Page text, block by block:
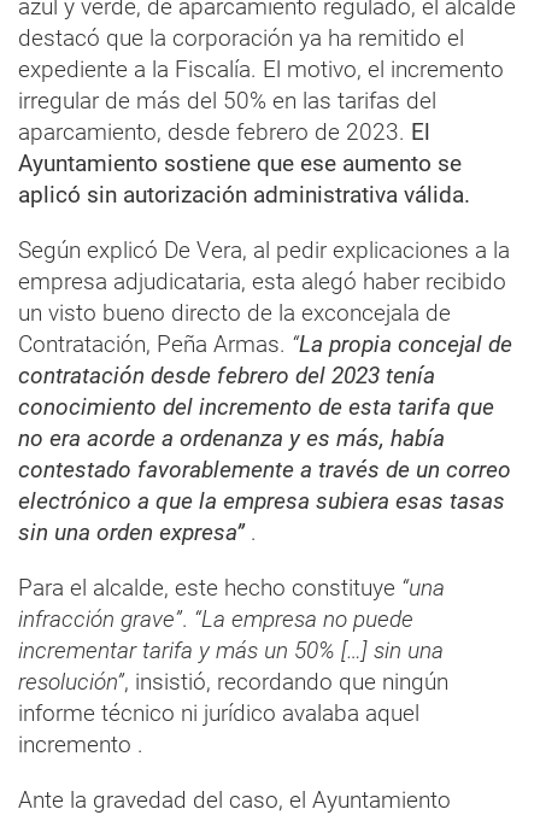
azul y verde, de aparcamiento regulado, el alcalde
destacó que la corporación ya ha remitido el
expediente a la Fiscalía. El motivo, el incremento
irregular de más del 50% en las tarifas del
aparcamiento, desde febrero de 2023. El
Ayuntamiento sostiene que ese aumento se
aplicó sin autorización administrativa válida.
Según explicó De Vera, al pedir explicaciones a la
empresa adjudicataria, esta alegó haber recibido
un visto bueno directo de la exconcejala de
Contratación, Peña Armas. “La propia concejal de
contratación desde febrero del 2023 tenía
conocimiento del incremento de esta tarifa que
no era acorde a ordenanza y es más, había
contestado favorablemente a través de un correo
electrónico a que la empresa subiera esas tasas
sin una orden expresa” .
Para el alcalde, este hecho constituye “una
infracción grave”. “La empresa no puede
incrementar tarifa y más un 50% […] sin una
resolución”, insistió, recordando que ningún
informe técnico ni jurídico avalaba aquel
incremento .
Ante la gravedad del caso, el Ayuntamiento